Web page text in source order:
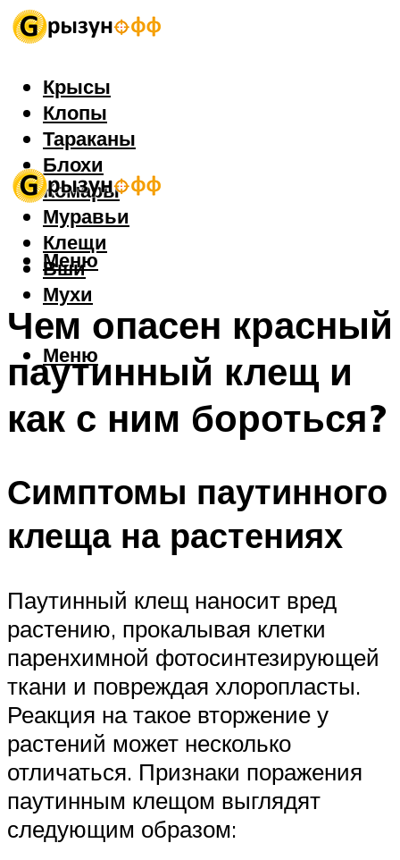
Крысы
Клопы
Тараканы
Блохи
Комары
Муравьи
Клещи
Вши
Мухи
Меню
Меню
Чем опасен красный
паутинный клещ и
как с ним бороться?
Симптомы паутинного
клеща на растениях
Паутинный клещ наносит вред
растению, прокалывая клетки
паренхимной фотосинтезирующей
ткани и повреждая хлоропласты.
Реакция на такое вторжение у
растений может несколько
отличаться. Признаки поражения
паутинным клещом выглядят
следующим образом: